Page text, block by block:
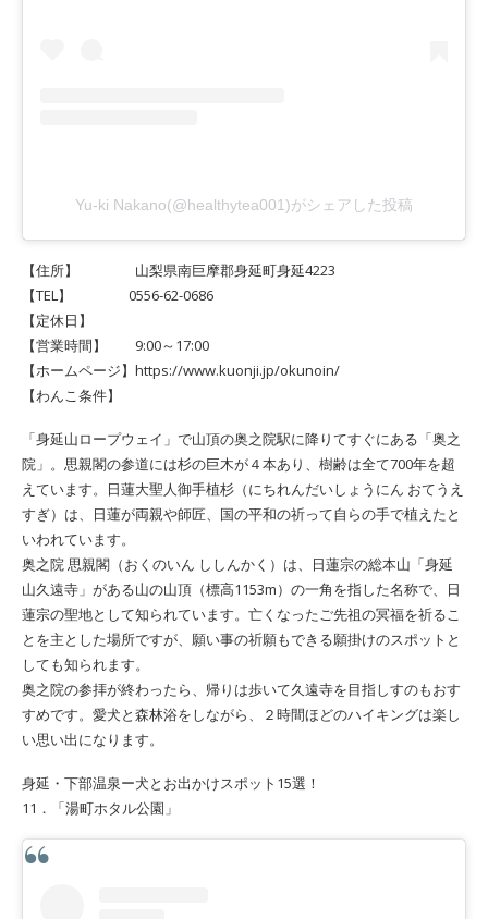
Yu-ki Nakano(@healthytea001)がシェアした投稿
【住所】 山梨県南巨摩郡身延町身延4223
【TEL】 0556-62-0686
【定休日】
【営業時間】 9:00～17:00
【ホームページ】https://www.kuonji.jp/okunoin/
【わんこ条件】
「身延山ロープウェイ」で山頂の奥之院駅に降りてすぐにある「奥之
院」。思親閣の参道には杉の巨木が４本あり、樹齢は全て700年を超
えています。日蓮大聖人御手植杉（にちれんだいしょうにん おてうえ
すぎ）は、日蓮が両親や師匠、国の平和の祈って自らの手で植えたと
いわれています。
奥之院 思親閣（おくのいん ししんかく）は、日蓮宗の総本山「身延
山久遠寺」がある山の山頂（標高1153m）の一角を指した名称で、日
蓮宗の聖地として知られています。亡くなったご先祖の冥福を祈るこ
とを主とした場所ですが、願い事の祈願もできる願掛けのスポットと
しても知られます。
奥之院の参拝が終わったら、帰りは歩いて久遠寺を目指しすのもおす
すめです。愛犬と森林浴をしながら、２時間ほどのハイキングは楽し
い思い出になります。
身延・下部温泉ー犬とお出かけスポット15選！
11．「湯町ホタル公園」